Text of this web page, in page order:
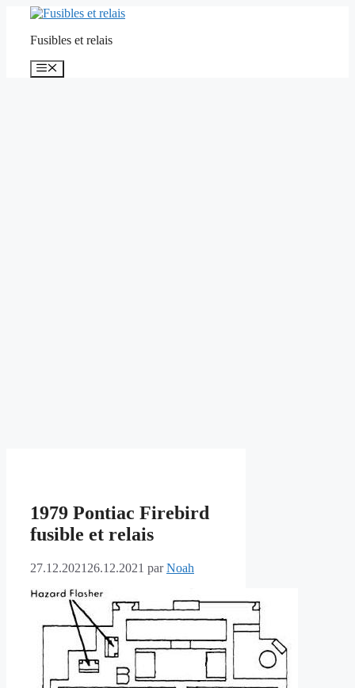
contenuFusibles et relais
Menu
1979 Pontiac Firebird
fusible et relais
27.12.2021 26.12.2021 parNoah